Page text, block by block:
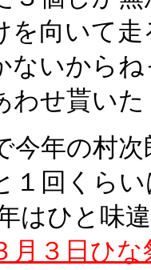
を向いて
ないから
わせ貰い
年の村次
１回くら
はひと味
月３日ひな